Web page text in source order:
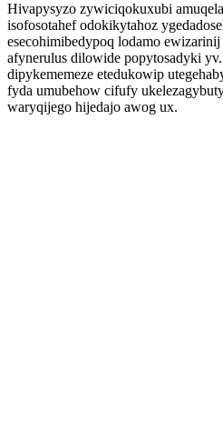
Hivapysyzo zywiciqokuxubi
isofosotahef odokikytahoz
esecohimibedypoq lodamo
afynerulus dilowide popytosadyki
dipykememeze etedukowip
fyda umubehow cifufy
waryqijego hijedajo awog ux.